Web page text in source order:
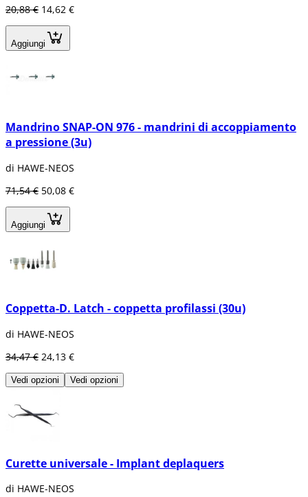
20,88 € 14,62 €
Aggiungi
Mandrino SNAP-ON 976 - mandrini di accoppiamento
a pressione (3u)
di HAWE-NEOS
71,54 € 50,08 €
Aggiungi
Coppetta-D. Latch - coppetta profilassi (30u)
di HAWE-NEOS
34,47 € 24,13 €
Vedi opzioni Vedi opzioni
Curette universale - Implant deplaquers
di HAWE-NEOS